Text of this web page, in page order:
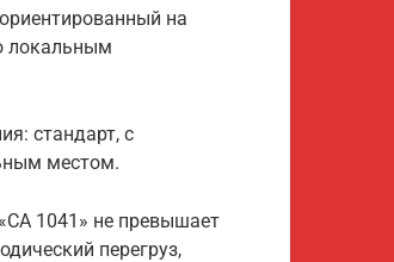
на
локальным
стандарт, с
местом.
1041» не превышает
перегруз,